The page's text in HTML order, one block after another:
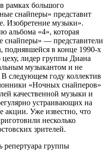
рамках большого
снайперы» представит
Изобретение музыки».
альбома «4», которая
снайперы» — представители
поднявшейся в конце 1990-х
лидер группы Диана
музыкантом и не
В следующем году коллектив
«Ночных снайперов»
качественной музыки и
устраивающих на
акции. Уже известно, что
несколько
зрителей.
группы